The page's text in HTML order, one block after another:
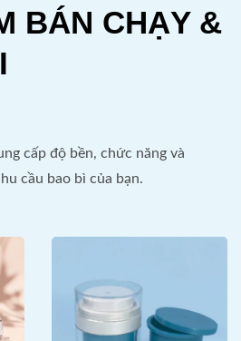
BÁN CHẠY &
cấp độ bền, chức năng và
cầu bao bì của bạn.